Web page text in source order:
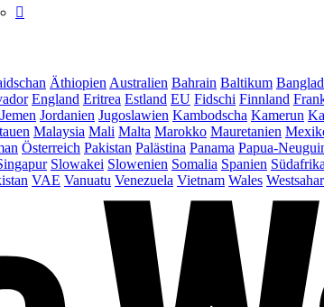
Äthiopien Australien Bahrain Baltikum
England Eritrea Estland EU Fidschi Finnland
Jemen Jordanien Jugoslawien Kambodscha Kamerun
Malaysia Mali Malta Marokko Mauretanien
Österreich Pakistan Palästina Panama Papua-
Slowakei Slowenien Somalia Spanien Südafrika
VAE Vanuatu Venezuela Vietnam Wales